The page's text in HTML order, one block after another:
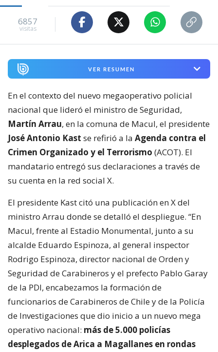
6857
visitas
VER RESUMEN
En el contexto del nuevo megaoperativo policial
nacional que lideró el ministro de Seguridad,
Martín Arrau, en la comuna de Macul, el presidente
José Antonio Kast se refirió a la Agenda contra el
Crimen Organizado y el Terrorismo (ACOT). El
mandatario entregó sus declaraciones a través de
su cuenta en la red social X.
El presidente Kast citó una publicación en X del
ministro Arrau donde se detalló el despliegue. “En
Macul, frente al Estadio Monumental, junto a su
alcalde Eduardo Espinoza, al general inspector
Rodrigo Espinoza, director nacional de Orden y
Seguridad de Carabineros y el prefecto Pablo Garay
de la PDI, encabezamos la formación de
funcionarios de Carabineros de Chile y de la Policía
de Investigaciones que dio inicio a un nuevo mega
operativo nacional: más de 5.000 policías
desplegados de Arica a Magallanes en rondas